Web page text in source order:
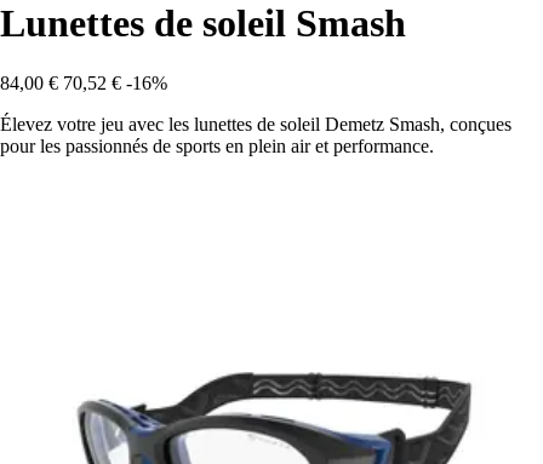
Lunettes de soleil Smash
84,00 € 70,52 € -16%
Élevez votre jeu avec les lunettes de soleil Demetz Smash, conçues
pour les passionnés de sports en plein air et performance.